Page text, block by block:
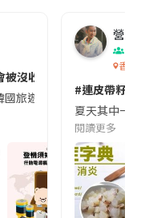
沒收😱出發前切記檢查
國旅遊的民眾，近期要
營養
香港
#連皮帶籽
夏天其中一
閱讀更多